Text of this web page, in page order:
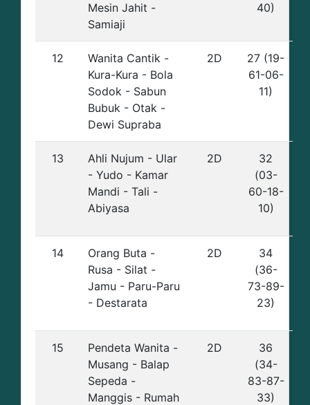
Mesin Jahit -
Samiaji
40)
12
Wanita Cantik -
Kura-Kura - Bola
Sodok - Sabun
Bubuk - Otak -
Dewi Supraba
2D
27 (19-
61-06-
11)
13
Ahli Nujum - Ular
- Yudo - Kamar
Mandi - Tali -
Abiyasa
2D
32
(03-
60-18-
10)
14
Orang Buta -
Rusa - Silat -
Jamu - Paru-Paru
- Destarata
2D
34
(36-
73-89-
23)
15
Pendeta Wanita -
Musang - Balap
Sepeda -
Manggis - Rumah
2D
36
(34-
83-87-
33)